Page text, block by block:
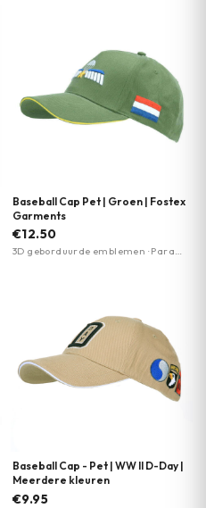
Baseball Cap Pet | Groen | Fostex
Garments
€12.50
3D geborduurde emblemen · Para
Baseball Cap - Pet | WW II D-Day |
Meerdere kleuren
€9.95